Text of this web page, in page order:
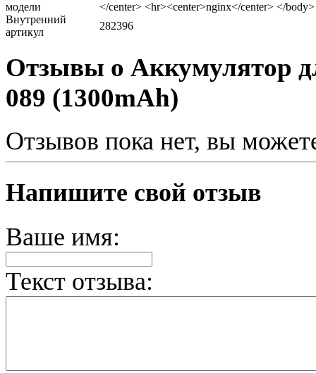
модели
</center> <hr><center>nginx</center> </
Внутренний
артикул
282396
Отзывы о Аккумулятор
089 (1300mAh)
Отзывов пока нет, вы
Напишите свой отзыв
Ваше имя:
Текст отзыва: